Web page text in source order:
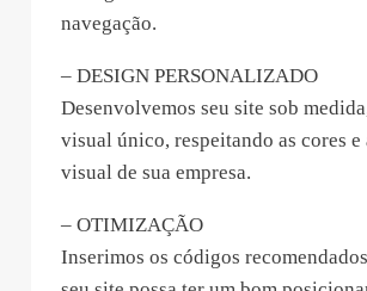
navegação.
– DESIGN PERSONALIZADO
Desenvolvemos seu site sob
visual único, respeitando as cores e
visual de sua empresa.
– OTIMIZAÇÃO
Inserimos os códigos